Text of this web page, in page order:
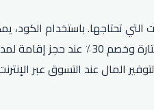
التي تحتاجها. باستخدام
وعناصر التخليص، والهدايا، والمزيد. يمكنك